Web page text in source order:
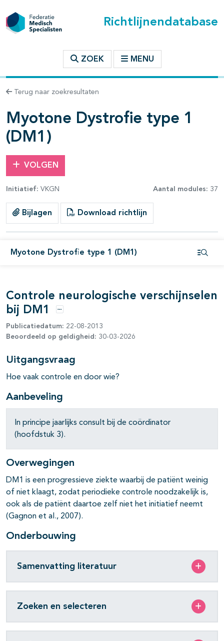
Richtlijnendatabase
ZOEK MENU
Terug naar zoekresultaten
Myotone Dystrofie type 1
(DM1)
VOLGEN
Initiatief: VKGN Aantal modules: 37
Bijlagen Download richtlijn
Myotone Dystrofie type 1 (DM1)
binnen deze richtlijn
open- en dichtklappen
open- en dichtklappen
Controle neurologische verschijnselen
bij DM1
Opties
Publicatiedatum: 22-08-2013
Beoordeeld op geldigheid: 30-03-2026
Uitgangsvraag
Hoe vaak controle en door wie?
Aanbeveling
In principe jaarlijks consult bij de coördinator
(hoofdstuk 3).
Overwegingen
DM1 is een progressieve ziekte waarbij de patiënt weinig
of niet klaagt, zodat periodieke controle noodzakelijk is,
ook als de patiënt daartoe zelf niet het initiatief neemt
(Gagnon et al., 2007).
Onderbouwing
Samenvatting literatuur
Zoeken en selecteren